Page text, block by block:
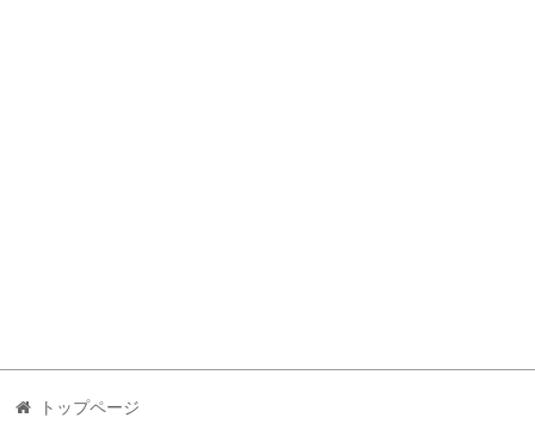
トップページ